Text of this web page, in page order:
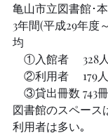
亀山市立図書館･
3年間(平成29年度
均
①入館者　 328
②利用者　 179
③貸出冊数 743
図書館のスペース
利用者は多い｡